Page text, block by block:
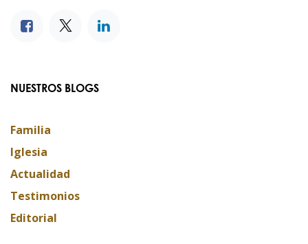
NUESTROS BLOGS
Familia
Iglesia
Actualidad
Testimonios
Editorial